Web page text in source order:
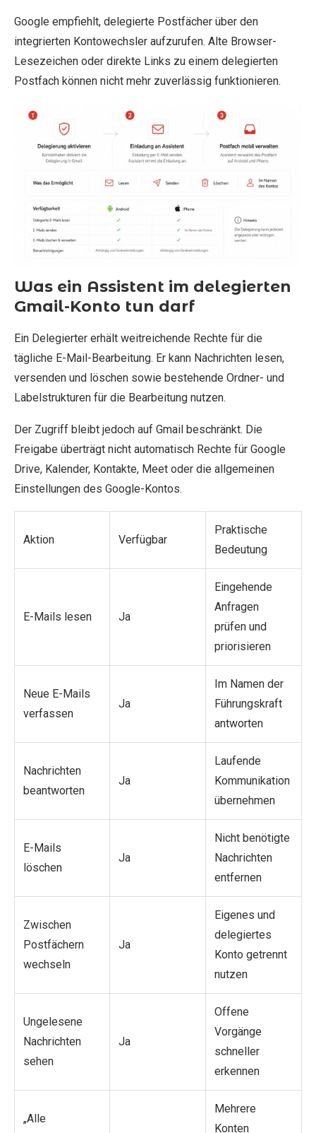
Google empfiehlt, delegierte Postfächer über den
integrierten Kontowechsler aufzurufen. Alte Browser-
Lesezeichen oder direkte Links zu einem delegierten
Postfach können nicht mehr zuverlässig funktionieren.
Was ein Assistent im delegierten
Gmail-Konto tun darf
Ein Delegierter erhält weitreichende Rechte für die
tägliche E-Mail-Bearbeitung. Er kann Nachrichten lesen,
versenden und löschen sowie bestehende Ordner- und
Labelstrukturen für die Bearbeitung nutzen.
Der Zugriff bleibt jedoch auf Gmail beschränkt. Die
Freigabe überträgt nicht automatisch Rechte für Google
Drive, Kalender, Kontakte, Meet oder die allgemeinen
Einstellungen des Google-Kontos.
Aktion Verfügbar
Praktische
Bedeutung
E-Mails lesen Ja
Eingehende
Anfragen
prüfen und
priorisieren
Neue E-Mails
verfassen
Ja
Im Namen der
Führungskraft
antworten
Nachrichten
beantworten
Ja
Laufende
Kommunikation
übernehmen
E-Mails
löschen
Ja
Nicht benötigte
Nachrichten
entfernen
Zwischen
Postfächern
wechseln
Ja
Eigenes und
delegiertes
Konto getrennt
nutzen
Ungelesene
Nachrichten
sehen
Ja
Offene
Vorgänge
schneller
erkennen
„Alle
Mehrere
Konten